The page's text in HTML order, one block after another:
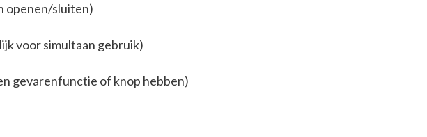
openen/sluiten)
voor simultaan gebruik)
gevarenfunctie of knop hebben)